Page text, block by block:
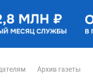
Архив газеты